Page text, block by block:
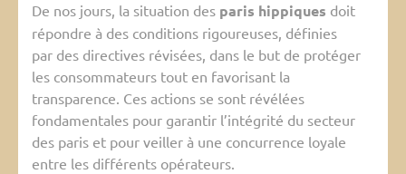
De nos jours, la situation des paris hippiques doit
répondre à des conditions rigoureuses, définies
par des directives révisées, dans le but de protéger
les consommateurs tout en favorisant la
transparence. Ces actions se sont révélées
fondamentales pour garantir l’intégrité du secteur
des paris et pour veiller à une concurrence loyale
entre les différents opérateurs.